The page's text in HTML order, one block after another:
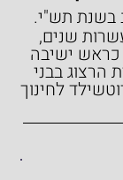
בשנת תש"י.
שנים,
ישיבה
הרצוג בבני
לחינוך